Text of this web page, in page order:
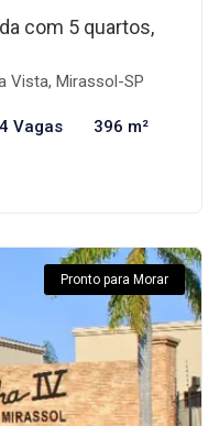
com 5 quartos,
Vista, Mirassol-SP
4 Vagas 396 m²
Pronto para Morar